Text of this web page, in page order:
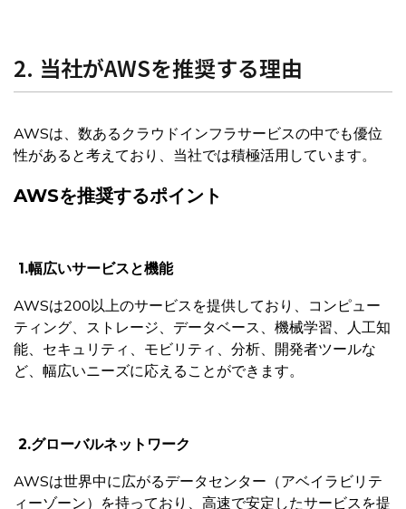
2. 当社がAWSを推奨する理由
AWSは、数あるクラウドインフラサービスの中でも優位
性があると考えており、当社では積極活用しています。
AWSを推奨するポイント
1.幅広いサービスと機能
AWSは200以上のサービスを提供しており、コンピュー
ティング、ストレージ、データベース、機械学習、人工知
能、セキュリティ、モビリティ、分析、開発者ツールな
ど、幅広いニーズに応えることができます。
2.グローバルネットワーク
AWSは世界中に広がるデータセンター（アベイラビリテ
ィーゾーン）を持っており、高速で安定したサービスを提